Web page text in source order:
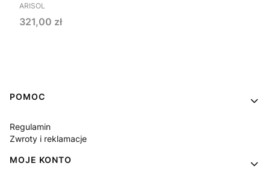
PRODUCENT
ARISOL
Cena
321,00 zł
Linki w stopce
POMOC
Regulamin
Zwroty i reklamacje
MOJE KONTO